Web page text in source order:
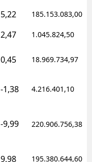
5,22 185.153.083,00
2,47 1.045.824,50
0,45 18.969.734,97
-1,38 4.216.401,10
-9,99 220.906.756,38
9,98 195.380.644,60